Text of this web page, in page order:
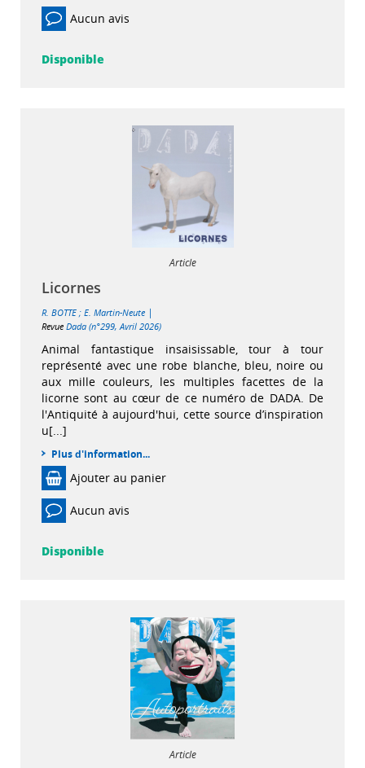
Aucun avis
Disponible
Article
Licornes
R. BOTTE ; E. Martin-Neute |
Revue Dada (n°299, Avril 2026)
Animal fantastique insaisissable, tour à tour
représenté avec une robe blanche, bleu, noire ou
aux mille couleurs, les multiples facettes de la
licorne sont au cœur de ce numéro de DADA. De
l'Antiquité à aujourd'hui, cette source d’inspiration
u[...]
Plus d'information...
Ajouter au panier
Aucun avis
Disponible
Article